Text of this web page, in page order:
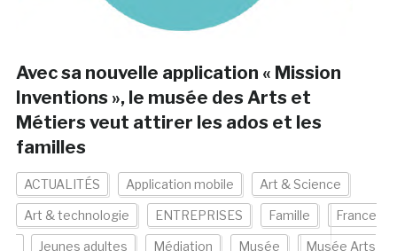
Avec sa nouvelle application « Mission
Inventions », le musée des Arts et
Métiers veut attirer les ados et les
familles
ACTUALITÉS Application mobile Art & Science
Art & technologie ENTREPRISES Famille France
Jeunes adultes Médiation Musée Musée Arts